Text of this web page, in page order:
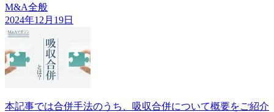
M&A全般
2024年12月19日
本記事では合併手法のうち、吸収合併について概要をご紹介